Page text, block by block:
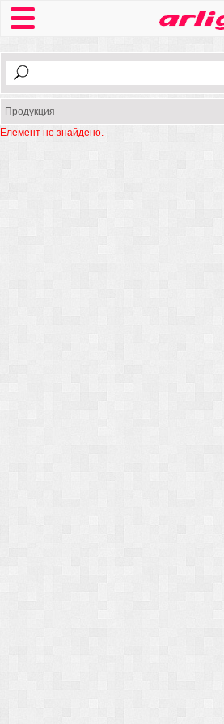
Продукция
Елемент не знайдено.